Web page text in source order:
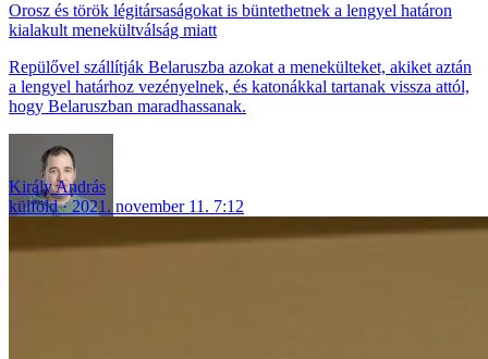
Orosz és török légitársaságokat is büntethetnek a lengyel határon
kialakult menekültválság miatt
Repülővel szállítják Belaruszba azokat a menekülteket, akiket aztán
a lengyel határhoz vezényelnek, és katonákkal tartanak vissza attól,
hogy Belaruszban maradhassanak.
Király András
külföld
2021. november 11. 7:12